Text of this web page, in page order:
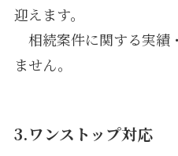
迎えます。
相続案件に関する実績
ません。
3.ワンストップ対応